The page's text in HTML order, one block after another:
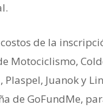
de la
Motociclismo,
Plaspel, Juanok y
de GoFundMe,